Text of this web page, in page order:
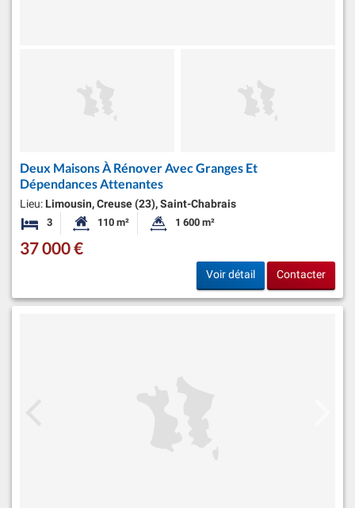
Deux Maisons À Rénover Avec Granges Et
Dépendances Attenantes
Lieu: Limousin, Creuse (23), Saint-Chabrais
3 Chambres Surface habitable:
110 m² Superficie du terrain:
1 600 m²
37 000 €
Voir détail Contacter